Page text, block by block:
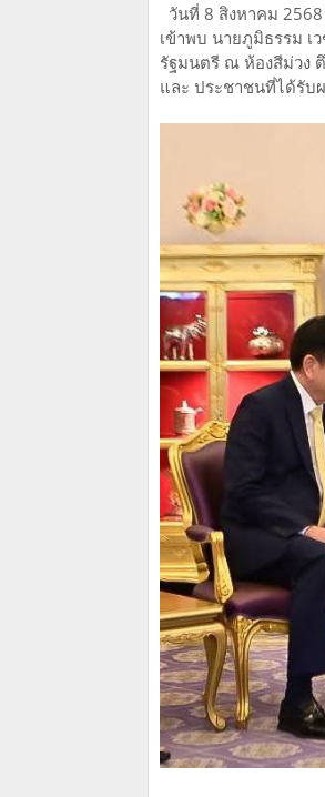
วันที่ 8 สิงหาคม
เข้าพบ นายภูมิธรรม เ
รัฐมนตรี ณ ห้องสีม่วง
และ ประชาชนที่ได้รั